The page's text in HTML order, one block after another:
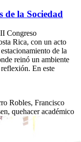
de la Sociedad
Congreso
Rica, con un acto
de la
reinó un ambiente
En este
Robles, Francisco
quehacer académico